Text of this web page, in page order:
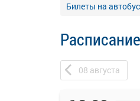
Билеты на автобус
08 августа